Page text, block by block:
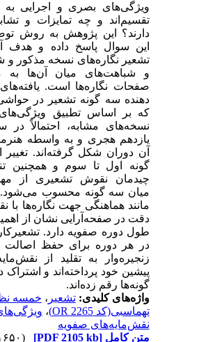
ویژگی‌های بصری و اجرایی به چند
تقسیم‌اند و چه تمایزات و تشابهاتی با
دارند؟ این پژوهش به روش توصیفی-
این سوال پاسخ داده و هدف آن
تشعیر نگاره‌های نسخه مذکور و شناخت
و شباهت‌های میان آن‌ها به منظور
صفحات نگاره‌ها است. یافته‌های
دهنده سه گونه تشعیر در حواشی
که بر اساس تطبیق ویژگی‌های
نسخه‌های مشابه، احتمالاً در سده‌های
یازدهم هجری و به واسطه هنرمندان
شکل گرفته‌اند. تغییر ابعاد
گونه اول تا سوم و همچنین تنوع در
چیدمان نقوش تشعیری از مهمترین
میان سه گونه محسوب می‌شود. نقاط
مانند هماهنگی جهت نگاره‌ها با نقوش
دقت در صفحه‌آرایی نشان از اهمیت این
طول دوره صفویه دارد. تشعیرکاران عهد
در هر دوره برای حفظ اصالت خود
زنجیره‌وار به تقلید از نقش‌مایه‌های
پیشین خود پرداخته‌اند و اشتراک دیگری را
گونه‌ها رقم زده‌اند.
واژه‌های کلیدی:تشعیر،خمسه نظامی
تهماسبی(کد OR 2265)
،ویژگی‌های بصری،
نقش‌مایه‌های صفویه
متن کامل[PDF 2105 kb]
(۱۶۵۰ دریافت)